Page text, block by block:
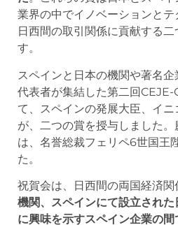
業界の中でイノベーションとテ
日西間の取引関係に貢献する
す。
スペインと日本の機関や著名
代表者が集結した第二回
て、スペインの発展大臣、イ
が、二つの賞を授与しました
は、名誉総裁フェリペ6世国王
た。
祝賀会は、日西間の両国経済関
機関、スペインにて設立され
に興味を示すスペイン企業の